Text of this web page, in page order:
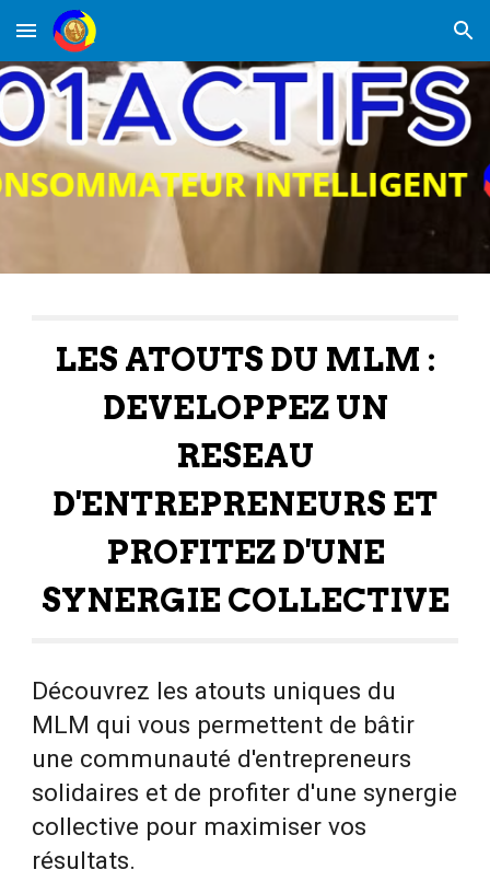
Skip to main content Skip to navigation
LES ATOUTS DU MLM :
DEVELOPPEZ UN
RESEAU
D'ENTREPRENEURS ET
PROFITEZ D'UNE
SYNERGIE COLLECTIVE
Découvrez les atouts uniques du
MLM qui vous permettent de bâtir
une communauté d'entrepreneurs
solidaires et de profiter d'une synergie
collective pour maximiser vos
résultats.